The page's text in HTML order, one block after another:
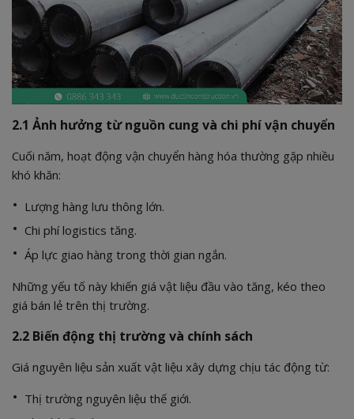
2.1 Ảnh hưởng từ nguồn cung và chi phí vận chuyển
Cuối năm, hoạt động vận chuyển hàng hóa thường gặp nhiều
khó khăn:
Lượng hàng lưu thông lớn.
Chi phí logistics tăng.
Áp lực giao hàng trong thời gian ngắn.
Những yếu tố này khiến giá vật liệu đầu vào tăng, kéo theo
giá bán lẻ trên thị trường.
2.2 Biến động thị trường và chính sách
Giá nguyên liệu sản xuất vật liệu xây dựng chịu tác động từ:
Thị trường nguyên liệu thế giới.